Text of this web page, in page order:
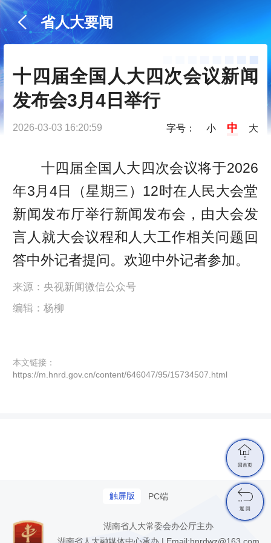
省人大要闻
十四届全国人大四次会议新闻
发布会3月4日举行
2026-03-03 16:20:59 字号： 小 中 大
十四届全国人大四次会议将于2026
年3月4日（星期三）12时在人民大会堂
新闻发布厅举行新闻发布会，由大会发
言人就大会议程和人大工作相关问题回
答中外记者提问。欢迎中外记者参加。
来源：央视新闻微信公众号
编辑：杨柳
本文链接：
https://m.hnrd.gov.cn/content/646047/95/15734507.html
触屏版 PC端
湖南省人大常委会办公厅主办

回首页

返 回